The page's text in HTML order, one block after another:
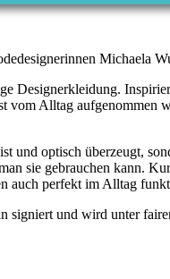
Michaela
Designerkleidung.
vom Alltag aufgenommen
und optisch überzeugt,
sie gebrauchen kann.
auch perfekt im Alltag
signiert und wird unter